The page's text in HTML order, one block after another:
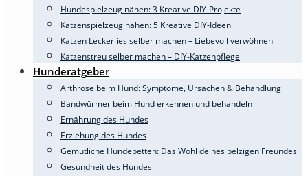
Hundespielzeug nähen: 3 Kreative DIY-Projekte
Katzenspielzeug nähen: 5 Kreative DIY-Ideen
Katzen Leckerlies selber machen – Liebevoll verwöhnen
Katzenstreu selber machen – DIY-Katzenpflege
Hunderatgeber
Arthrose beim Hund: Symptome, Ursachen & Behandlung
Bandwürmer beim Hund erkennen und behandeln
Ernährung des Hundes
Erziehung des Hundes
Gemütliche Hundebetten: Das Wohl deines pelzigen Freundes
Gesundheit des Hundes